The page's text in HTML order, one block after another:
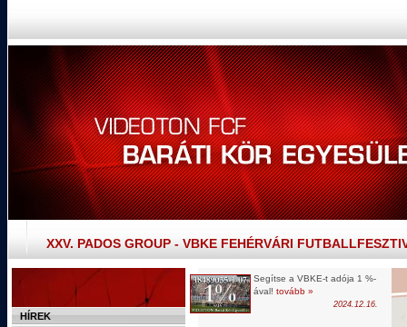
XXV. PADOS GROUP - VBKE FEHÉRVÁRI
HÍREK
Segítse a VBKE-t adója 1 %-
ával! tovább »
2024.12.16.